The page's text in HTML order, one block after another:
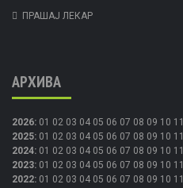
ПРАШАЈ ЛЕКАР
АРХИВА
2026: 01 02 03 04 05 06 07 08 09 10 11
2025: 01 02 03 04 05 06 07 08 09 10 11
2024: 01 02 03 04 05 06 07 08 09 10 11
2023: 01 02 03 04 05 06 07 08 09 10 11
2022: 01 02 03 04 05 06 07 08 09 10 11